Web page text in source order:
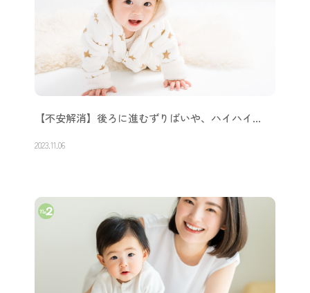
【不安解消】後ろに進むずりばいや、ハイハイ…
2023.11.06